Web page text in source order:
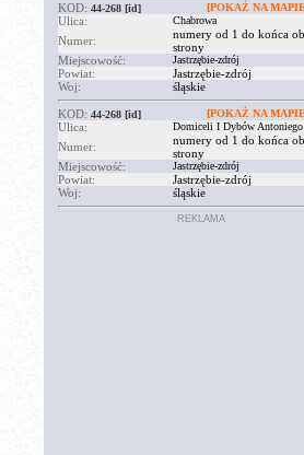
KOD: 44-268 [id] [POKAŻ NA
Ulica: Chabrowa
Numer:
numery od 1 do końca
strony
Miejscowość:
Jastrzębie-zdrój
Powiat:
Jastrzębie-zdrój
Woj:
śląskie
KOD: 44-268 [id] [POKAŻ NA
Ulica: Domiceli I Dybów Antoniego
Numer:
numery od 1 do końca
strony
Miejscowość:
Jastrzębie-zdrój
Powiat:
Jastrzębie-zdrój
Woj:
śląskie
REKLAMA